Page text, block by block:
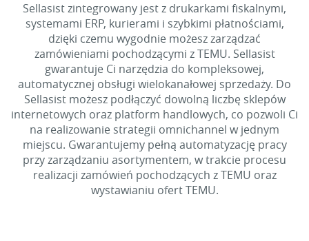
Sellasist zintegrowany jest z drukarkami fiskalnymi,
systemami ERP, kurierami i szybkimi płatnościami,
dzięki czemu wygodnie możesz zarządzać
zamówieniami pochodzącymi z TEMU. Sellasist
gwarantuje Ci narzędzia do kompleksowej,
automatycznej obsługi wielokanałowej sprzedaży. Do
Sellasist możesz podłączyć dowolną liczbę sklepów
internetowych oraz platform handlowych, co pozwoli Ci
na realizowanie strategii omnichannel w jednym
miejscu. Gwarantujemy pełną automatyzację pracy
przy zarządzaniu asortymentem, w trakcie procesu
realizacji zamówień pochodzących z TEMU oraz
wystawianiu ofert TEMU.